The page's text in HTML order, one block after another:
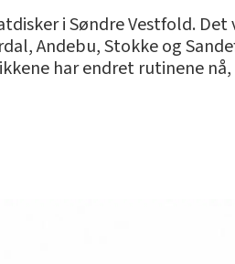
i Søndre Vestfold.
Andebu, Stokke og
har endret rutinene